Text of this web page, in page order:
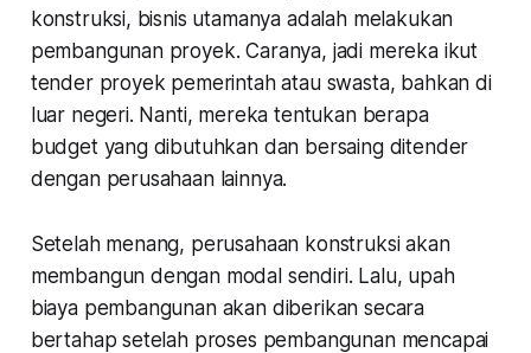
konstruksi, bisnis utamanya adalah melakukan
pembangunan proyek. Caranya, jadi mereka ikut
tender proyek pemerintah atau swasta, bahkan di
luar negeri. Nanti, mereka tentukan berapa
budget yang dibutuhkan dan bersaing ditender
dengan perusahaan lainnya.
Setelah menang, perusahaan konstruksi akan
membangun dengan modal sendiri. Lalu, upah
biaya pembangunan akan diberikan secara
bertahap setelah proses pembangunan mencapai